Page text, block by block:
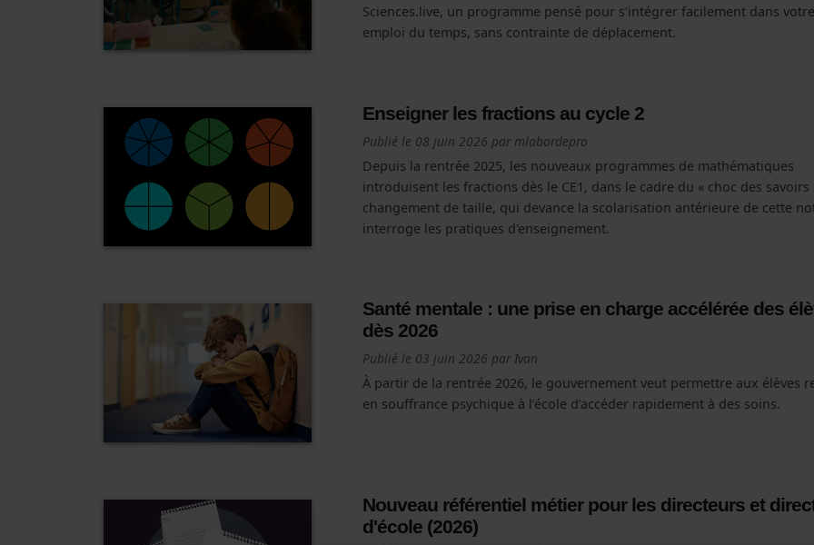
Sciences.live, un programme pensé pour s'intégrer facilement dans votre
emploi du temps, sans contrainte de déplacement.
Enseigner les fractions au cycle 2
Publié le 08 juin 2026 par mlabordepro
Depuis la rentrée 2025, les nouveaux programmes de mathématiques
introduisent les fractions dès le CE1, dans le cadre du « choc des savoirs
changement de taille, qui devance la scolarisation antérieure de cette
interroge les pratiques d'enseignement.
Santé mentale : une prise en charge accélérée des
dès 2026
Publié le 03 juin 2026 parIvan
À partir de la rentrée 2026, le gouvernement veut permettre aux élèves
en souffrance psychique à l’école d’accéder rapidement à des soins.
Nouveau référentiel métier pour les directeurs et
d'école (2026)